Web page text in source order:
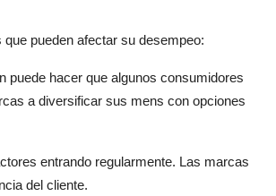
pueden afectar su desempeo:
puede hacer que algunos consumidores
a diversificar sus mens con opciones
entrando regularmente. Las marcas
del cliente.